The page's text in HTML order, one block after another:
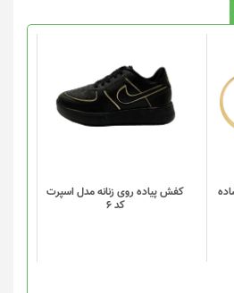
کفش پیاده روی زنانه مدل اسپرت
کد 6